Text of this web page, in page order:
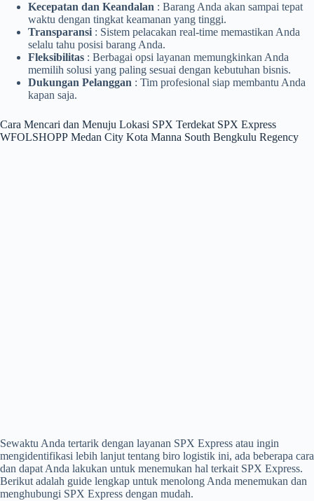
Kecepatan dan Keandalan : Barang Anda akan sampai tepat
waktu dengan tingkat keamanan yang tinggi.
Transparansi : Sistem pelacakan real-time memastikan Anda
selalu tahu posisi barang Anda.
Fleksibilitas : Berbagai opsi layanan memungkinkan Anda
memilih solusi yang paling sesuai dengan kebutuhan bisnis.
Dukungan Pelanggan : Tim profesional siap membantu Anda
kapan saja.
Cara Mencari dan Menuju Lokasi SPX Terdekat SPX Express
WFOLSHOPP Medan City Kota Manna South Bengkulu Regency
Sewaktu Anda tertarik dengan layanan SPX Express atau ingin
mengidentifikasi lebih lanjut tentang biro logistik ini, ada beberapa cara
dan dapat Anda lakukan untuk menemukan hal terkait SPX Express.
Berikut adalah guide lengkap untuk menolong Anda menemukan dan
menghubungi SPX Express dengan mudah.